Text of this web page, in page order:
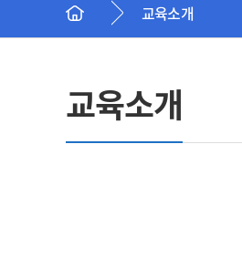
교육소개
교육소개